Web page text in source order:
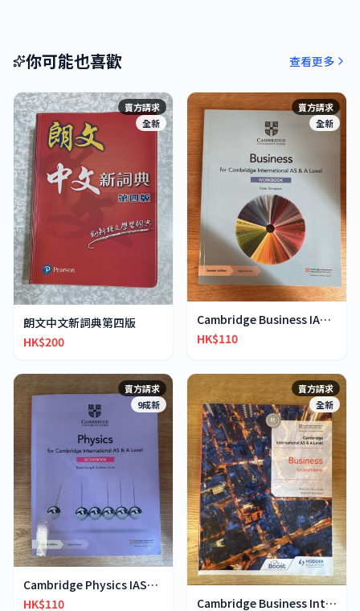
你可能也喜歡 查看更多
賣方請求
全新
朗文中文新詞典第四版
HK$200
賣方請求
全新
Cambridge Business IAS & IA-Level workbook
HK$110
賣方請求
9成新
Cambridge Physics IAS&IA-Level workbook
HK$110
賣方請求
全新
Cambridge Business International AS & A-Level